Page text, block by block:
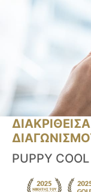
ΔΙΑΓΩΝΙΣΜΟΥ
PUPPY COOL